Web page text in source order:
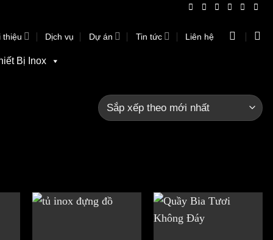
thiệu Dịch vụ Dự án Tin tức Liên hệ
Bị Inox